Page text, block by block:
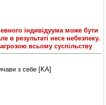
індивідуума може бути
в результаті несе небезпеку.
всьому суспільству
з себе [KA]